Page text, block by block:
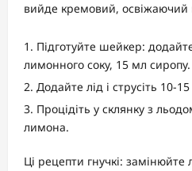
вийде кремовий, освіжаючий
Підготуйте шейкер:
лимонного соку, 15 мл сиропу.
Додайте лід і струсіть 10-
Процідіть у склянку з
лимона.
Ці рецепти гнучкі: